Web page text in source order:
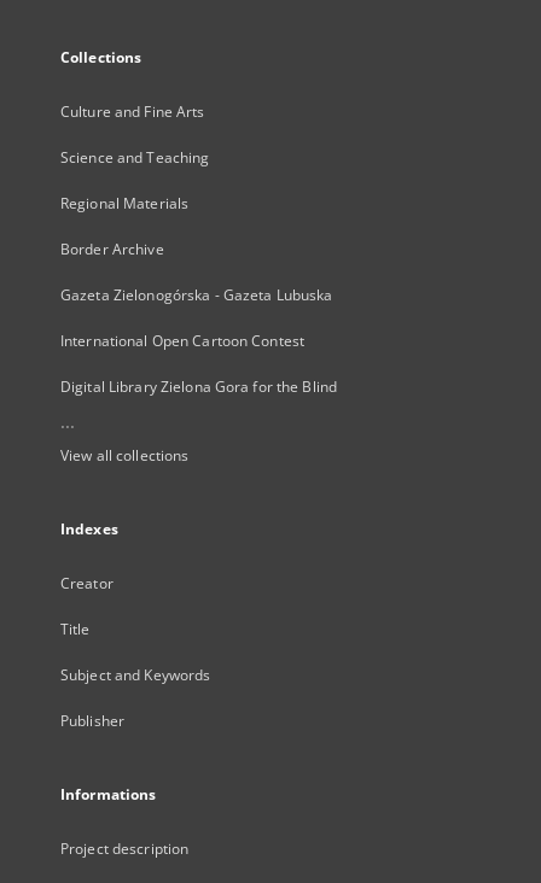
Collections
Culture and Fine Arts
Science and Teaching
Regional Materials
Border Archive
Gazeta Zielonogórska - Gazeta Lubuska
International Open Cartoon Contest
Digital Library Zielona Gora for the Blind
...
View all collections
Indexes
Creator
Title
Subject and Keywords
Publisher
Informations
Project description